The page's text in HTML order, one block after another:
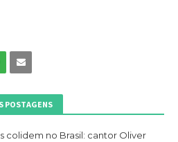
POSTAGENS
colidem no Brasil: cantor Oliver